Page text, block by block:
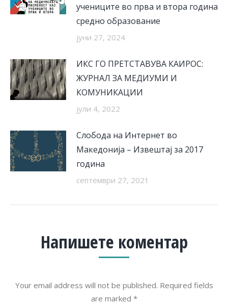
учениците во прва и втора година
средно образование
јуни 27, 2024
ИКС ГО ПРЕТСТАВУВА КАИРОС:
ЖУРНАЛ ЗА МЕДИУМИ И
КОМУНИКАЦИИ
јули 4, 2022
Слобода на Интернет во
Македонија – Извештај за 2017
година
септември 27, 2021
Напишете коментар
Your email address will not be published. Required fields
are marked *